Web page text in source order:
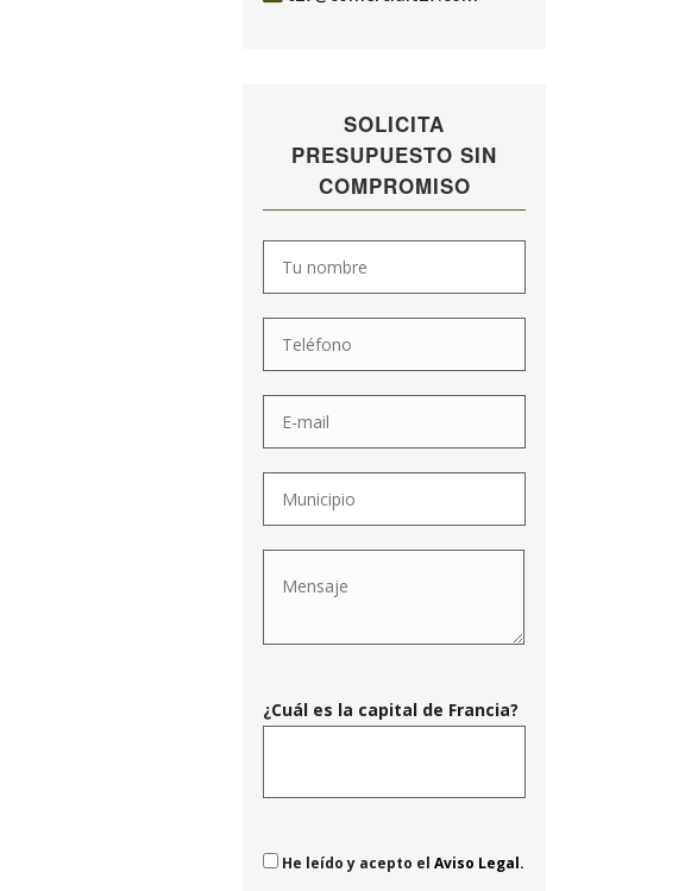
SOLICITA
PRESUPUESTO SIN
COMPROMISO
¿Cuál es la capital de Francia?
He leído y acepto el Aviso Legal.